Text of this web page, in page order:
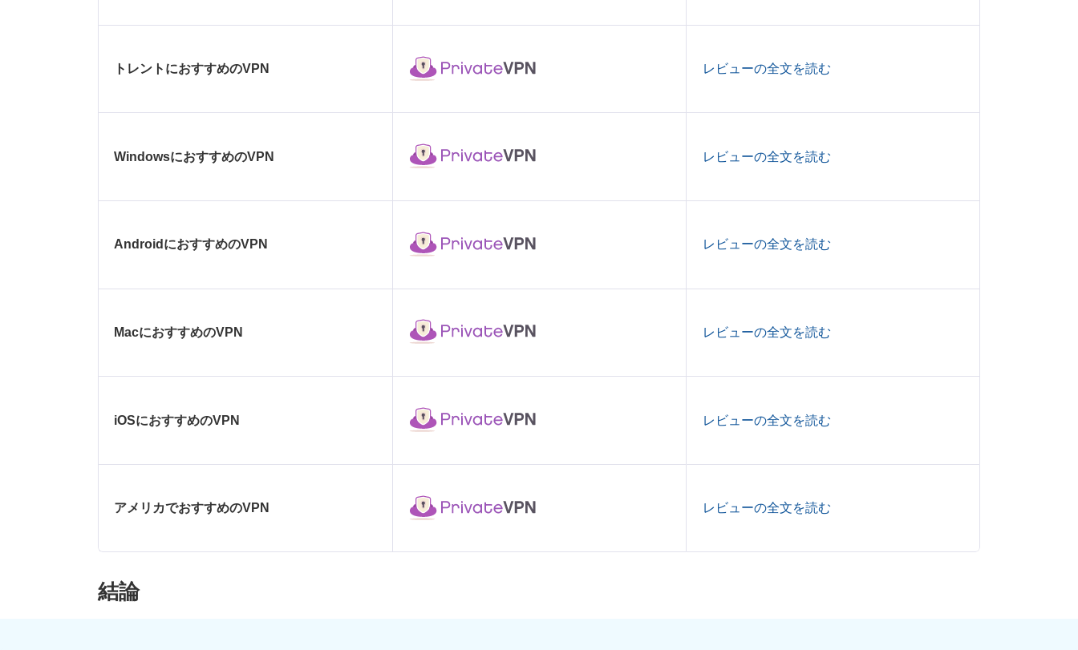
トレントにおすすめのVPN レビューの全文を読む
WindowsにおすすめのVPN レビューの全文を読む
AndroidにおすすめのVPN レビューの全文を読む
MacにおすすめのVPN レビューの全文を読む
iOSにおすすめのVPN レビューの全文を読む
アメリカでおすすめのVPN レビューの全文を読む
結論